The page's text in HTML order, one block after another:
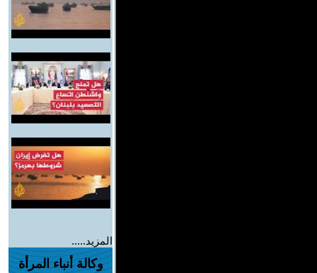
المزيد.....
وكالة أنباء المرأة